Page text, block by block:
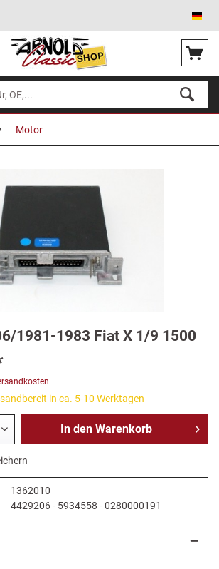
Motor
1981-1983 Fiat X 1/9 1500
in ca. 5-10 Werktagen
In den Warenkorb
1362010
4429206 - 5934558 - 0280000191